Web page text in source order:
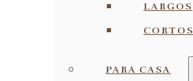
LARGOS
CORTOS
PARA CASA